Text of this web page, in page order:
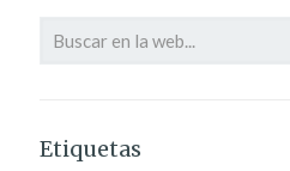
Etiquetas